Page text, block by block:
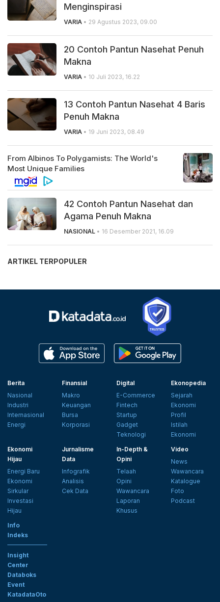
Menginspirasi
VARIA • 29 Agustus 2023, 09.00
20 Contoh Pantun Nasehat Penuh
Makna
VARIA • 10 Juli 2023, 16.22
13 Contoh Pantun Nasehat 4 Baris
Penuh Makna
VARIA • 19 Juni 2023, 08.49
42 Contoh Pantun Nasehat dan
Agama Penuh Makna
NASIONAL • 16 Desember 2021, 16.09
ARTIKEL TERPOPULER
Berita
Nasional
Industri
Internasional
Energi
Finansial
Makro
Keuangan
Bursa
Korporasi
Digital
E-Commerce
Fintech
Startup
Gadget
Teknologi
Ekonopedia
Sejarah
Ekonomi
Profil
Istilah
Ekonomi
Ekonomi
Hijau
Energi Baru
Ekonomi
Sirkular
Investasi
Hijau
Jurnalisme
Data
Infografik
Analisis
Cek Data
In-Depth &
Opini
Telaah
Opini
Wawancara
Laporan
Khusus
Video
News
Wawancara
Katalogue
Foto
Podcast
Info
Indeks
Insight
Center
Databoks
Event
KatadataOto